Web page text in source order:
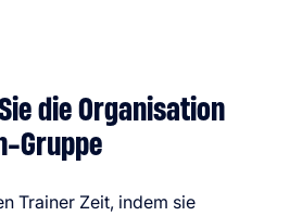
die Organisation
Gruppe
Trainer Zeit, indem sie